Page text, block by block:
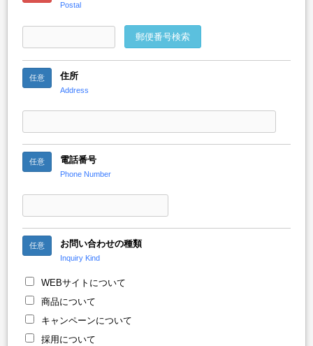
Postal
郵便番号検索
任意 住所
Address
任意 電話番号
Phone Number
任意 お問い合わせの種類
Inquiry Kind
WEBサイトについて
商品について
キャンペーンについて
採用について